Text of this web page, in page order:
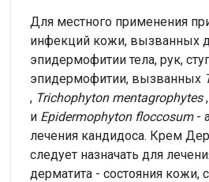
Для местного применения
инфекций кожи, вызванных
эпидермофитии тела, рук,
эпидермофитии, вызванных
, Trichophyton mentagrophytes,
и Epidermophyton floccosum-
лечения кандидоса. Крем
следует назначать для
дерматита - состояния кожи,